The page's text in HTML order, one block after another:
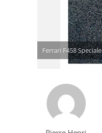
Ferrari F458 Speciale